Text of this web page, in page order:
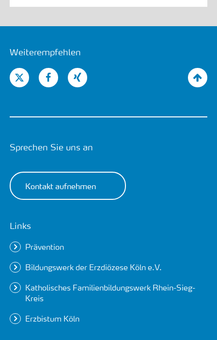
Weiterempfehlen
Sprechen Sie uns an
Kontakt aufnehmen
Links
Prävention
Bildungswerk der Erzdiözese Köln e.V.
Katholisches Familienbildungswerk Rhein-Sieg-
Kreis
Erzbistum Köln